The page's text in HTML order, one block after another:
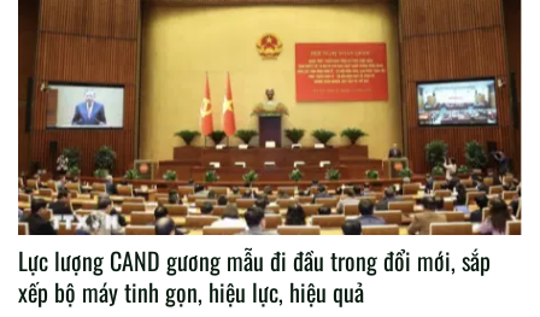
Lực lượng CAND gương mẫu đi đầu trong đổi mới, sắp
xếp bộ máy tinh gọn, hiệu lực, hiệu quả